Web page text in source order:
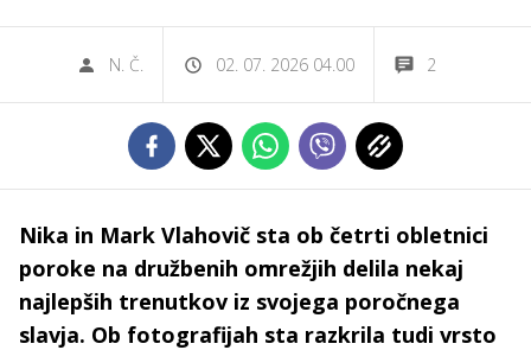
N. Č. 02. 07. 2026 04.00 2
Nika in Mark Vlahovič sta ob četrti obletnici
poroke na družbenih omrežjih delila nekaj
najlepših trenutkov iz svojega poročnega
slavja. Ob fotografijah sta razkrila tudi vrsto